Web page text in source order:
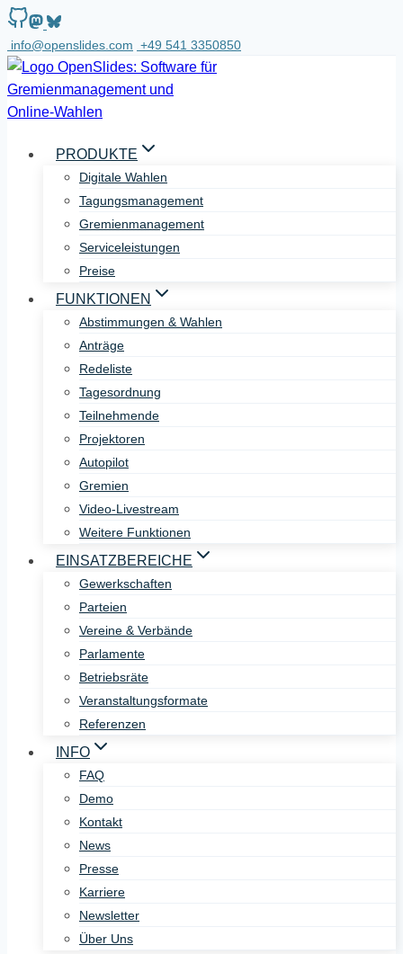
Zum
Inhalt
springen
info@openslides.com +49 541 3350850
PRODUKTE
Digitale Wahlen
Tagungsmanagement
Gremienmanagement
Serviceleistungen
Preise
FUNKTIONEN
Abstimmungen & Wahlen
Anträge
Redeliste
Tagesordnung
Teilnehmende
Projektoren
Autopilot
Gremien
Video-Livestream
Weitere Funktionen
EINSATZBEREICHE
Gewerkschaften
Parteien
Vereine & Verbände
Parlamente
Betriebsräte
Veranstaltungsformate
Referenzen
INFO
FAQ
Demo
Kontakt
News
Presse
Karriere
Newsletter
Über Uns